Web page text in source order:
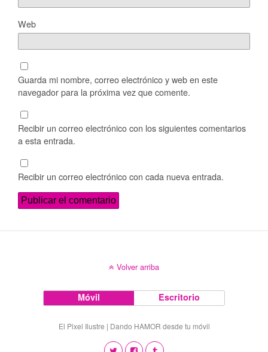
Web
Guarda mi nombre, correo electrónico y web en este
navegador para la próxima vez que comente.
Recibir un correo electrónico con los siguientes comentarios
a esta entrada.
Recibir un correo electrónico con cada nueva entrada.
Volver arriba
Móvil Escritorio
El Pixel Ilustre | Dando HAMOR desde tu móvil